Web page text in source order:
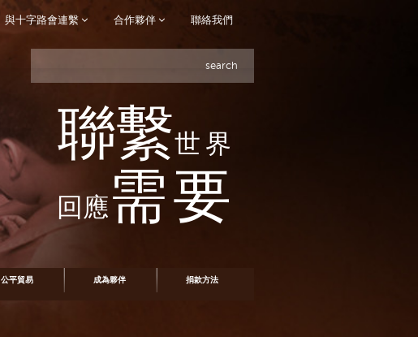
與十字路會連繫 合作夥伴 聯絡我們
search
聯繫世界
回應需要
公平貿易 成為夥伴 捐款方法